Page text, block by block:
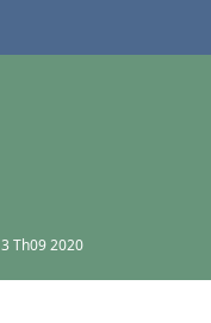
3 Th09 2020